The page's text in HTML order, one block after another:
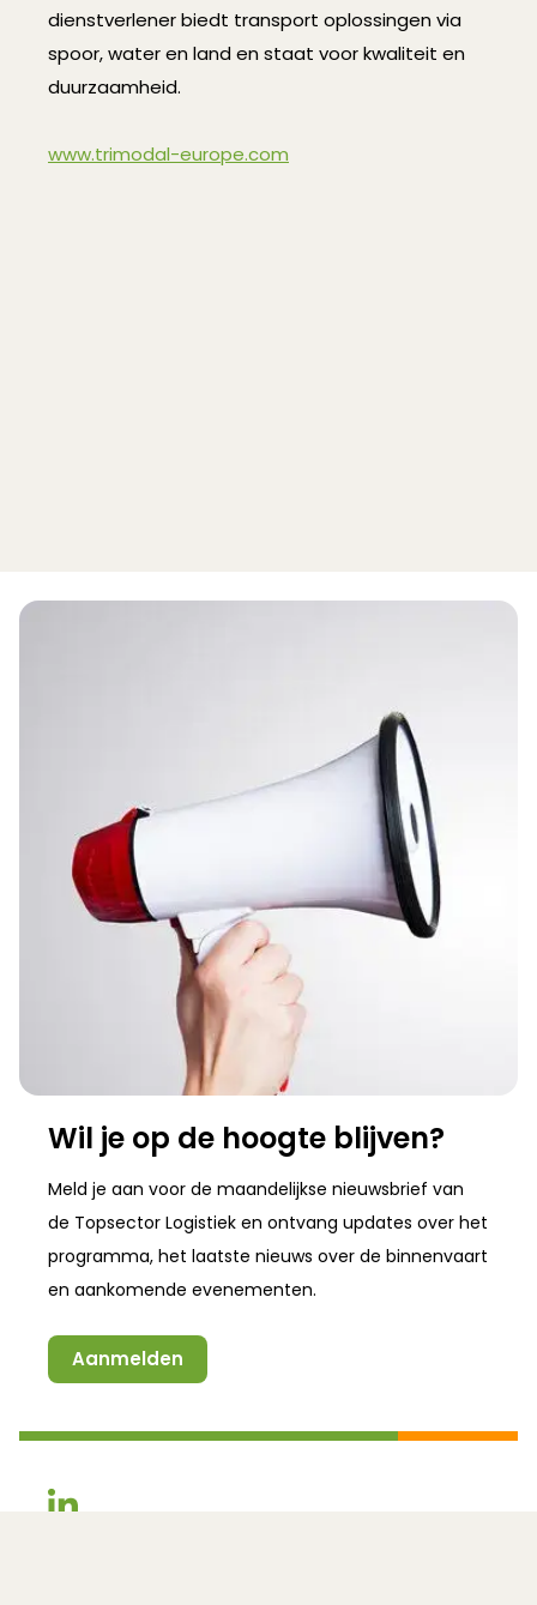
dienstverlener biedt transport oplossingen via
spoor, water en land en staat voor kwaliteit en
duurzaamheid.
www.trimodal-europe.com
Wil je op de hoogte blijven?
Meld je aan voor de maandelijkse nieuwsbrief van
de Topsector Logistiek en ontvang updates over het
programma, het laatste nieuws over de binnenvaart
en aankomende evenementen.
Aanmelden
(Opent in een nieuw venster)
(Opent in een nieuw venster)